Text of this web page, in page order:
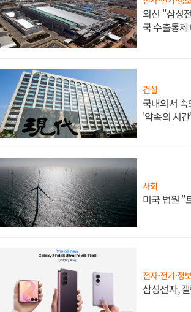
외신 "삼성
국 수출통
건설
국내외서 속
'약속의 시간'
사회
미국 법원 "
전자·전기·정
삼성전자,